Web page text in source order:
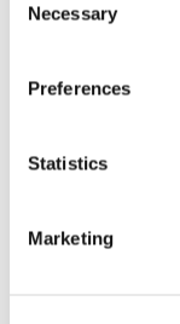
Selection
Necessary
Preferences
Statistics
Marketing